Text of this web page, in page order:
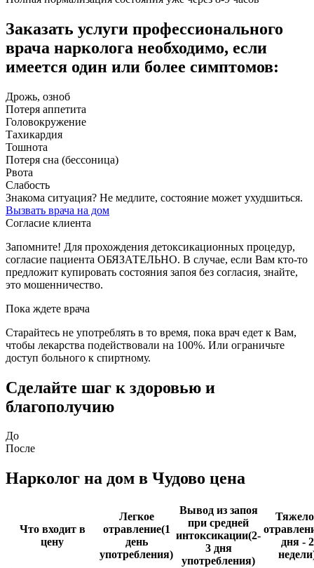
Заказать услуги профессионального
врача нарколога необходимо, если
имеется один или более симптомов:
Дрожь, озноб
Потеря аппетита
Головокружение
Тахикардия
Тошнота
Потеря сна (бессоница)
Рвота
Слабость
Знакома ситуация? Не медлите, состояние может ухудшиться.
Вызвать врача на дом
Согласие клиента
Запомните! Для прохождения детоксикационных процедур,
согласие пациента ОБЯЗАТЕЛЬНО. В случае, если Вам кто-то
предложит купировать состояния запоя без согласия, знайте,
это мошенничество.
Пока ждете врача
Старайтесь не употреблять в то время, пока врач едет к Вам,
чтобы лекарства подействовали на 100%. Или ограничьте
доступ больного к спиртному.
Сделайте шаг к здоровью и
благополучию
До
После
Нарколог на дом в Чудово цена
Что входит в
цену
Легкое
отравление(1
день
употребления)
Вывод из запоя
при средней
интоксикации(2-
3 дня
употребления)
дня - 2